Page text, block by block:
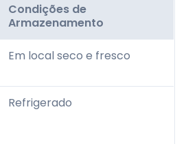
Condições de
Armazenamento
Em local seco e fresco
Refrigerado